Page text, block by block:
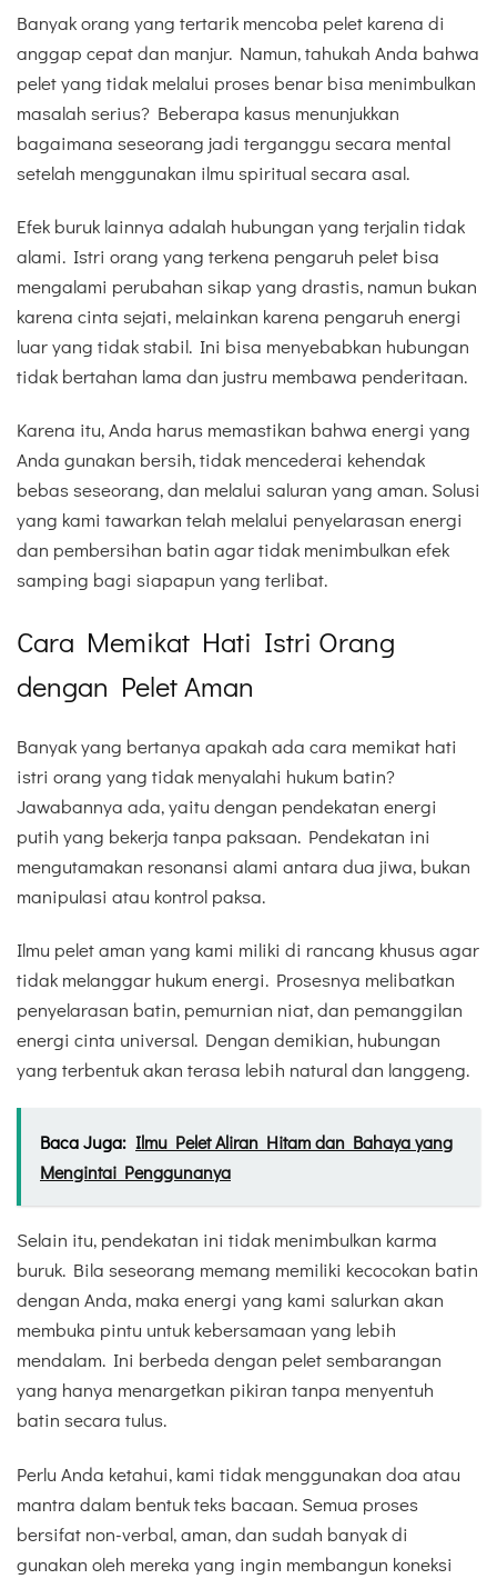
Banyak orang yang tertarik mencoba pelet karena di
anggap cepat dan manjur. Namun, tahukah Anda bahwa
pelet yang tidak melalui proses benar bisa menimbulkan
masalah serius? Beberapa kasus menunjukkan
bagaimana seseorang jadi terganggu secara mental
setelah menggunakan ilmu spiritual secara asal.
Efek buruk lainnya adalah hubungan yang terjalin tidak
alami. Istri orang yang terkena pengaruh pelet bisa
mengalami perubahan sikap yang drastis, namun bukan
karena cinta sejati, melainkan karena pengaruh energi
luar yang tidak stabil. Ini bisa menyebabkan hubungan
tidak bertahan lama dan justru membawa penderitaan.
Karena itu, Anda harus memastikan bahwa energi yang
Anda gunakan bersih, tidak mencederai kehendak
bebas seseorang, dan melalui saluran yang aman. Solusi
yang kami tawarkan telah melalui penyelarasan energi
dan pembersihan batin agar tidak menimbulkan efek
samping bagi siapapun yang terlibat.
Cara Memikat Hati Istri Orang
dengan Pelet Aman
Banyak yang bertanya apakah ada cara memikat hati
istri orang yang tidak menyalahi hukum batin?
Jawabannya ada, yaitu dengan pendekatan energi
putih yang bekerja tanpa paksaan. Pendekatan ini
mengutamakan resonansi alami antara dua jiwa, bukan
manipulasi atau kontrol paksa.
Ilmu pelet aman yang kami miliki di rancang khusus agar
tidak melanggar hukum energi. Prosesnya melibatkan
penyelarasan batin, pemurnian niat, dan pemanggilan
energi cinta universal. Dengan demikian, hubungan
yang terbentuk akan terasa lebih natural dan langgeng.
Baca Juga: Ilmu Pelet Aliran Hitam dan Bahaya yang
Mengintai Penggunanya
Selain itu, pendekatan ini tidak menimbulkan karma
buruk. Bila seseorang memang memiliki kecocokan batin
dengan Anda, maka energi yang kami salurkan akan
membuka pintu untuk kebersamaan yang lebih
mendalam. Ini berbeda dengan pelet sembarangan
yang hanya menargetkan pikiran tanpa menyentuh
batin secara tulus.
Perlu Anda ketahui, kami tidak menggunakan doa atau
mantra dalam bentuk teks bacaan. Semua proses
bersifat non-verbal, aman, dan sudah banyak di
gunakan oleh mereka yang ingin membangun koneksi